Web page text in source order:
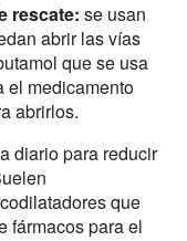
rescate: se usan
abrir las vías
que se usa
el medicamento
abrirlos.
diario para reducir
que
fármacos para el